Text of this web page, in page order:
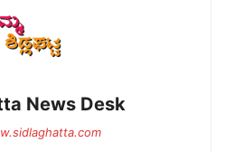
News Desk